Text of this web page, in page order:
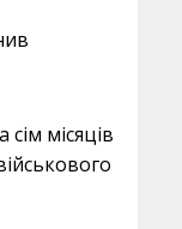
місяців